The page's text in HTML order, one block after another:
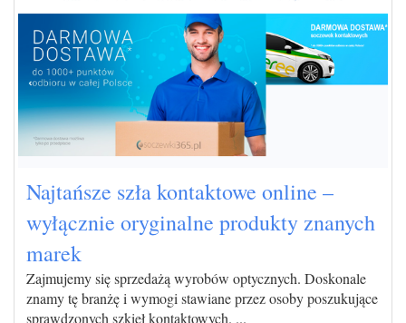
Najtańsze szła kontaktowe online –
wyłącznie oryginalne produkty znanych
marek
Zajmujemy się sprzedażą wyrobów optycznych. Doskonale
znamy tę branżę i wymogi stawiane przez osoby poszukujące
sprawdzonych szkieł kontaktowych. ...